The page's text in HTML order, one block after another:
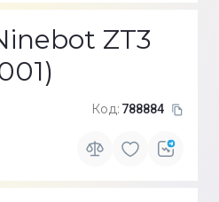
ZT3
Код: 788884